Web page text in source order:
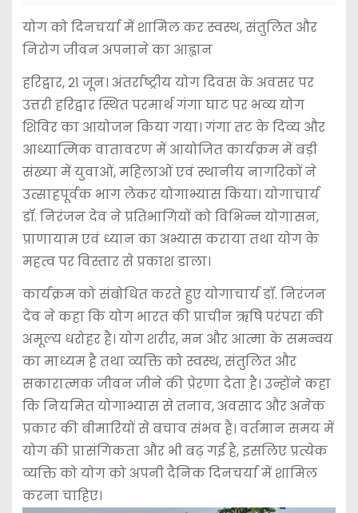
योग को दिनचर्या में शामिल कर स्वस्थ, संतुलित और
निरोग जीवन अपनाने का आह्वान
हरिद्वार, 21 जून। अंतर्राष्ट्रीय योग दिवस के अवसर पर
उत्तरी हरिद्वार स्थित परमार्थ गंगा घाट पर भव्य योग
शिविर का आयोजन किया गया। गंगा तट के दिव्य और
आध्यात्मिक वातावरण में आयोजित कार्यक्रम में बड़ी
संख्या में युवाओं, महिलाओं एवं स्थानीय नागरिकों ने
उत्साहपूर्वक भाग लेकर योगाभ्यास किया। योगाचार्य
डॉ. निरंजन देव ने प्रतिभागियों को विभिन्न योगासन,
प्राणायाम एवं ध्यान का अभ्यास कराया तथा योग के
महत्व पर विस्तार से प्रकाश डाला।
कार्यक्रम को संबोधित करते हुए योगाचार्य डॉ. निरंजन
देव ने कहा कि योग भारत की प्राचीन ऋषि परंपरा की
अमूल्य धरोहर है। योग शरीर, मन और आत्मा के समन्वय
का माध्यम है तथा व्यक्ति को स्वस्थ, संतुलित और
सकारात्मक जीवन जीने की प्रेरणा देता है। उन्होंने कहा
कि नियमित योगाभ्यास से तनाव, अवसाद और अनेक
प्रकार की बीमारियों से बचाव संभव है। वर्तमान समय में
योग की प्रासंगिकता और भी बढ़ गई है, इसलिए प्रत्येक
व्यक्ति को योग को अपनी दैनिक दिनचर्या में शामिल
करना चाहिए।